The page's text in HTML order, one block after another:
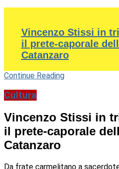
Vincenzo Stissi in
il prete-caporale
Catanzaro
Continue Reading
Cultura
Vincenzo Stissi in
il prete-caporale
Catanzaro
Da frate carmelitano a